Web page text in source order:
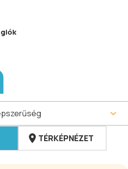
TÉRKÉPNÉZET